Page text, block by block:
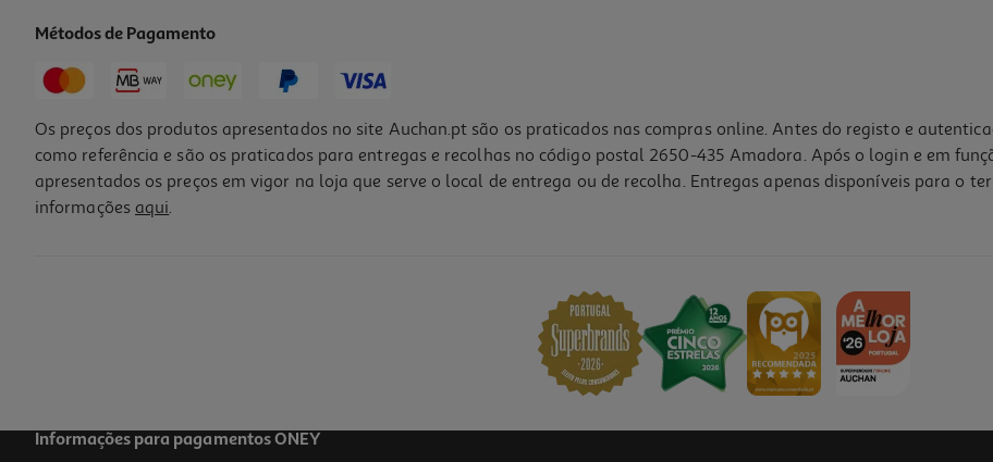
Métodos de Pagamento
Os preços dos produtos apresentados no site Auchan.pt são os praticados nas compras online. Antes do registo e
como referência e são os praticados para entregas e recolhas no código postal 2650-435 Amadora. Após o login e em
apresentados os preços em vigor na loja que serve o local de entrega ou de recolha. Entregas apenas disponíveis para o
informações aqui.
Informações para pagamentos ONEY